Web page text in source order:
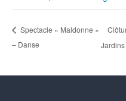
Spectacle « Maldonne »
– Danse